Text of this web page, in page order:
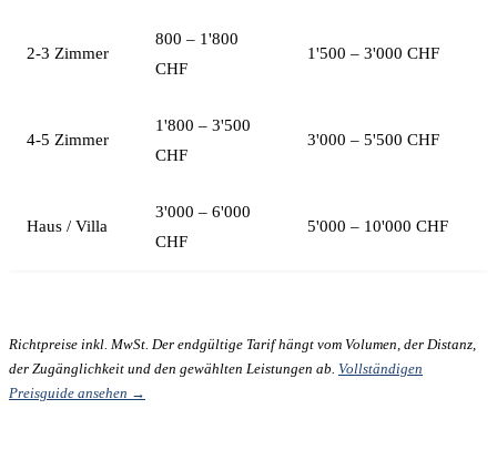
2-3 Zimmer
800 – 1'800
CHF
1'500 – 3'000 CHF
4-5 Zimmer
1'800 – 3'500
CHF
3'000 – 5'500 CHF
Haus / Villa
3'000 – 6'000
CHF
5'000 – 10'000 CHF
Richtpreise inkl. MwSt. Der endgültige Tarif hängt vom Volumen, der Distanz,
der Zugänglichkeit und den gewählten Leistungen ab. Vollständigen
Preisguide ansehen →